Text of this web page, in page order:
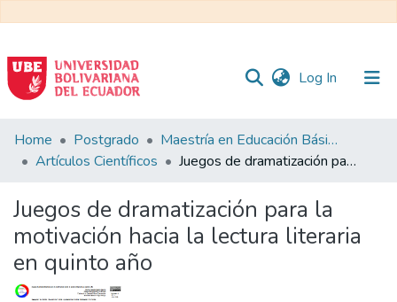
Log In (current)
Communities
&
All of DSpace
Statistics
Home Postgrado
Maestría en Educación Básica
Artículos Científicos
Juegos de dramatización para la motivación hacia la lectura literaria en quinto año
Juegos de dramatización para la
motivación hacia la lectura literaria
en quinto año